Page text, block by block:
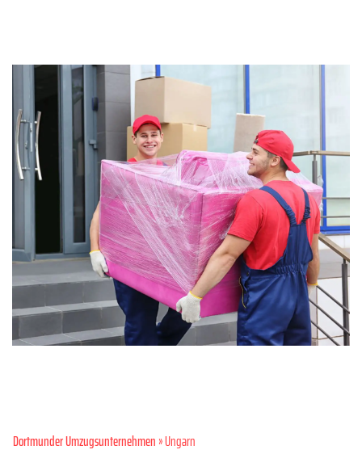
Dortmunder Umzugsunternehmen» Ungarn